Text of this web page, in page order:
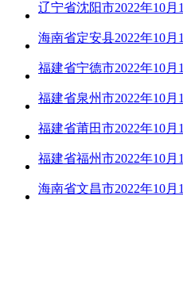
辽宁省沈阳市2022年10
海南省定安县2022年10
福建省宁德市2022年10
福建省泉州市2022年10
福建省莆田市2022年10
福建省福州市2022年10
海南省文昌市2022年10